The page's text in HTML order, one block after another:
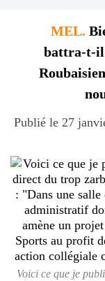
MEL.
battra-t-il
Publié le 27
Voici ce que je